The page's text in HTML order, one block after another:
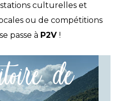
culturelles et
ou de compétitions
passe à P2V !
de